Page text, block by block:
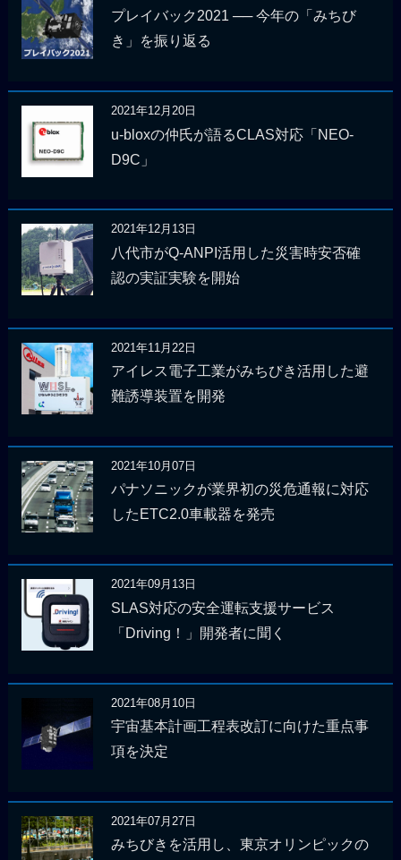
プレイバック2021 ── 今年の「みちび
き」を振り返る
2021年12月20日
u-bloxの仲氏が語るCLAS対応「NEO-
D9C」
2021年12月13日
八代市がQ-ANPI活用した災害時安否確
認の実証実験を開始
2021年11月22日
アイレス電子工業がみちびき活用した避
難誘導装置を開発
2021年10月07日
パナソニックが業界初の災危通報に対応
したETC2.0車載器を発売
2021年09月13日
SLAS対応の安全運転支援サービス
「Driving！」開発者に聞く
2021年08月10日
宇宙基本計画工程表改訂に向けた重点事
項を決定
2021年07月27日
みちびきを活用し、東京オリンピックの